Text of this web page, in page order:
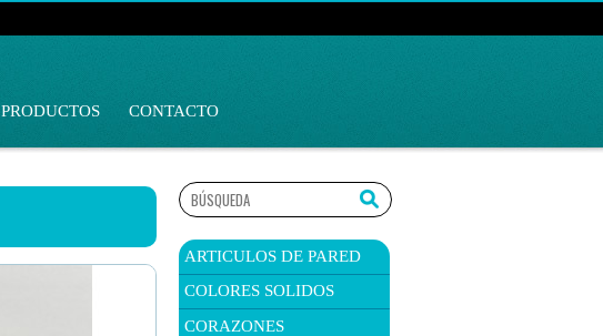
PRODUCTOS CONTACTO
ARTICULOS DE PARED
COLORES SOLIDOS
CORAZONES